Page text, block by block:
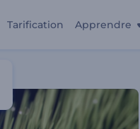
Tarification Apprendre